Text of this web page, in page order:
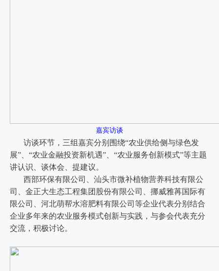
嘉宾访谈
访谈环节，三组嘉宾分别围绕“农业供给侧与绿色发
展”、“农业金融投资新机遇”、“农业服务创新模式”等主题
讲认识、谈体会、提建议。
西部环保有限公司、汕头市微补植物营养科技有限公
司、金正大生态工程集团股份有限公司、挪威雅苒国际有
限公司、河北萌帮水溶肥料有限公司等企业代表分别结合
企业多年来的农业服务模式创新与实践，与参会代表充分
交流，积极讨论。